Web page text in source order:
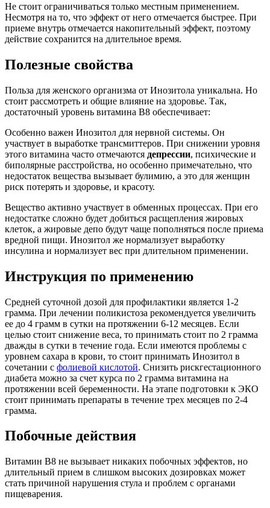
Не стоит ограничиваться только местным применением.
Несмотря на то, что эффект от него отмечается быстрее. При
приеме внутрь отмечается накопительный эффект, поэтому
действие сохранится на длительное время.
Полезные свойства
Польза для женского организма от Инозитола уникальна. Но
стоит рассмотреть и общие влияние на здоровье. Так,
достаточный уровень витамина В8 обеспечивает:
Особенно важен Инозитол для нервной системы. Он
участвует в выработке трансмиттеров. При снижении уровня
этого витамина часто отмечаются депрессии, психические и
биполярные расстройства, но особенно примечательно, что
недостаток вещества вызывает булимию, а это для женщин
риск потерять и здоровье, и красоту.
Вещество активно участвует в обменных процессах. При его
недостатке сложно будет добиться расщепления жировых
клеток, а жировые депо будут чаще пополняться после приема
вредной пищи. Инозитол же нормализует выработку
инсулина и нормализует вес при длительном применении.
Инструкция по применению
Средней суточной дозой для профилактики является 1-2
грамма. При лечении поликистоза рекомендуется увеличить
ее до 4 грамм в сутки на протяжении 6-12 месяцев. Если
целью стоит снижение веса, то принимать стоит по 2 грамма
дважды в сутки в течение года. Если имеются проблемы с
уровнем сахара в крови, то стоит принимать Инозитол в
сочетании с фолиевой кислотой. Снизить рискгестационного
диабета можно за счет курса по 2 грамма витамина на
протяжении всей беременности. На этапе подготовки к ЭКО
стоит принимать препараты в течение трех месяцев по 2-4
грамма.
Побочные действия
Витамин В8 не вызывает никаких побочных эффектов, но
длительный прием в слишком высоких дозировках может
стать причиной нарушения стула и проблем с органами
пищеварения.